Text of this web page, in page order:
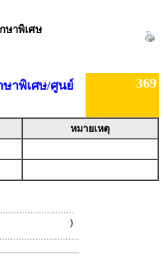
ษาพิเศษ
ษาพิเศษ/ศูนย์
369
หมายเหตุ
)